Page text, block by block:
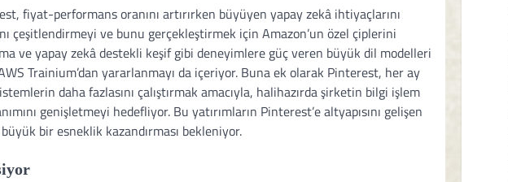
fiyat-performans oranını artırırken büyüyen yapay zekâ ihtiyaçlarını
çeşitlendirmeyi ve bunu gerçekleştirmek için Amazon’un özel çiplerini
ve yapay zekâ destekli keşif gibi deneyimlere güç veren büyük dil modelleri
Trainium’dan yararlanmayı da içeriyor. Buna ek olarak Pinterest, her ay
daha fazlasını çalıştırmak amacıyla, halihazırda şirketin bilgi işlem
genişletmeyi hedefliyor. Bu yatırımların Pinterest’e altyapısını gelişen
bir esneklik kazandırması bekleniyor.